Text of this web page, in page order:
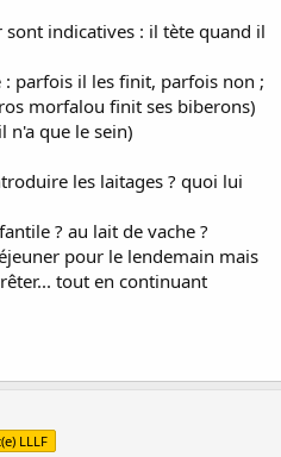
sont indicatives : il tète quand il
parfois il les finit, parfois non ;
morfalou finit ses biberons)
n'a que le sein)
les laitages ? quoi lui
? au lait de vache ?
pour le lendemain mais
tout en continuant
LLLF